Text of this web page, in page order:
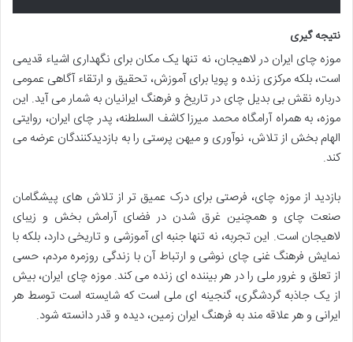
نتیجه گیری
موزه چای ایران در لاهیجان، نه تنها یک مکان برای نگهداری اشیاء قدیمی
است، بلکه مرکزی زنده و پویا برای آموزش، تحقیق و ارتقاء آگاهی عمومی
درباره نقش بی بدیل چای در تاریخ و فرهنگ ایرانیان به شمار می آید. این
موزه، به همراه آرامگاه محمد میرزا کاشف السلطنه، پدر چای ایران، روایتی
الهام بخش از تلاش، نوآوری و میهن پرستی را به بازدیدکنندگان عرضه می
کند.
بازدید از موزه چای، فرصتی برای درک عمیق تر از تلاش های پیشگامان
صنعت چای و همچنین غرق شدن در فضای آرامش بخش و زیبای
لاهیجان است. این تجربه، نه تنها جنبه ای آموزشی و تاریخی دارد، بلکه با
نمایش فرهنگ غنی چای نوشی و ارتباط آن با زندگی روزمره مردم، حسی
از تعلق و غرور ملی را در هر بیننده ای زنده می کند. موزه چای ایران، بیش
از یک جاذبه گردشگری، گنجینه ای ملی است که شایسته است توسط هر
ایرانی و هر علاقه مند به فرهنگ ایران زمین، دیده و قدر دانسته شود.